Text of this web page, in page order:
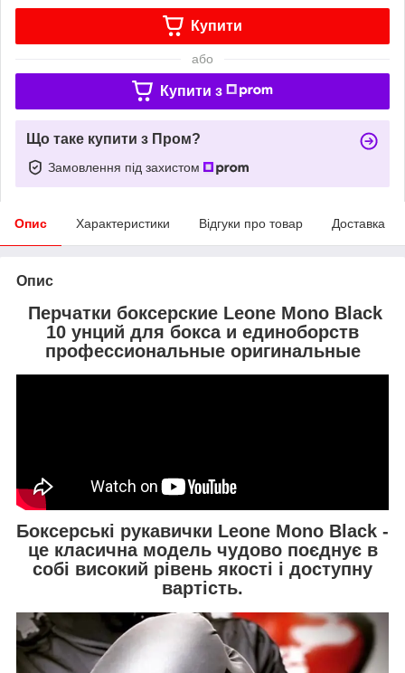
Купити
або
Купити з
Що таке купити з Пром?
Замовлення під захистом
Опис Характеристики Відгуки про товар Доставка
Опис
Перчатки боксерские Leone Mono Black
10 унций для бокса и единоборств
профессиональные оригинальные
Боксерські рукавички Leone Mono Black -
це класична модель чудово поєднує в
собі високий рівень якості і доступну
вартість.